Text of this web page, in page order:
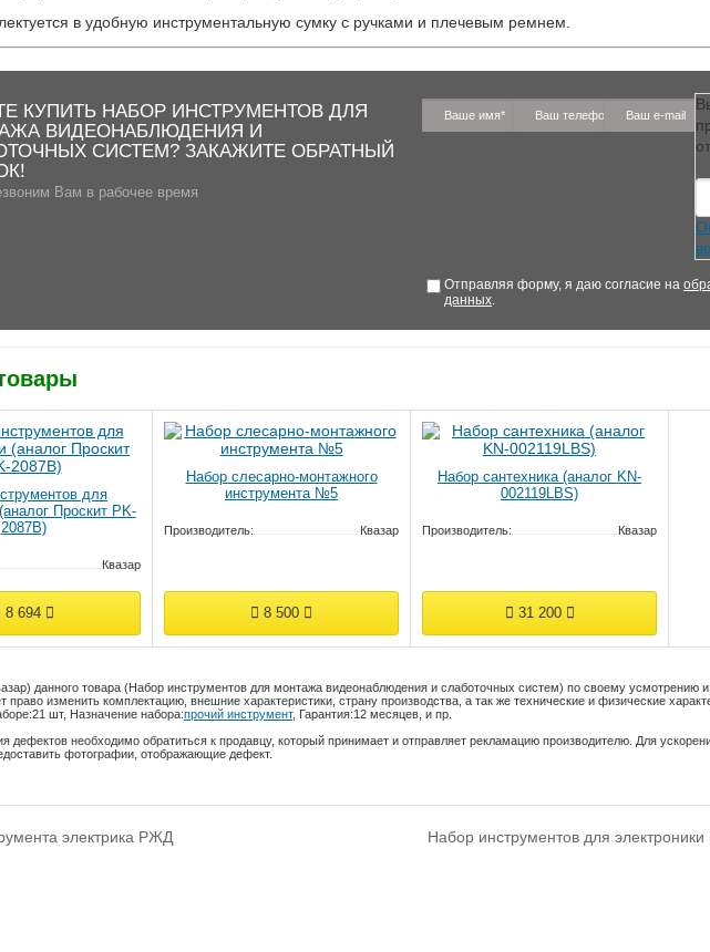
в удобную инструментальную сумку с ручками и плечевым ремнем.
КУПИТЬ НАБОР ИНСТРУМЕНТОВ ДЛЯ
ВИДЕОНАБЛЮДЕНИЯ И
СИСТЕМ? ЗАКАЖИТЕ ОБРАТНЫЙ
Вам в рабочее время
Отправляя форму, я даю согласие на
данных.
для
Проскит PK-
2087В)
Квазар
8 694
Набор слесарно-монтажного
инструмента №5
Производитель: Квазар
8 500
Набор сантехника (аналог KN-
002119LBS)
Производитель: Квазар
31 200
данного товара (Набор инструментов для монтажа видеонаблюдения и слаботочных систем) по своему усмотрению
право изменить комплектацию, внешние характеристики, страну производства, а так же технические и физические
21 шт, Назначение набора:прочий инструмент, Гарантия:12 месяцев , и пр.
дефектов необходимо обратиться к продавцу, который принимает и отправляет рекламацию производителю. Для
фотографии, отображающие дефект.
электрика РЖД Набор инструментов для